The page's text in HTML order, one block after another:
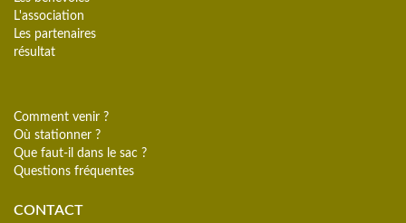
L'association
Les partenaires
résultat
Comment venir ?
Où stationner ?
Que faut-il dans le sac ?
Questions fréquentes
CONTACT